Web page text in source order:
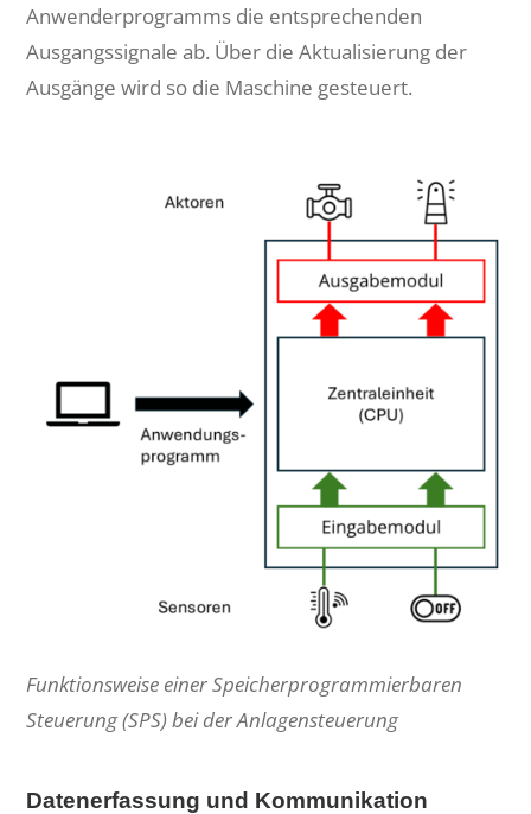
Anwenderprogramms die entsprechenden
Ausgangssignale ab. Über die Aktualisierung der
Ausgänge wird so die Maschine gesteuert.
Funktionsweise einer Speicherprogrammierbaren
Steuerung (SPS) bei der Anlagensteuerung
Datenerfassung und Kommunikation